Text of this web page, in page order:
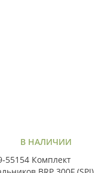
В НАЛИЧИИ
55154 Комплект